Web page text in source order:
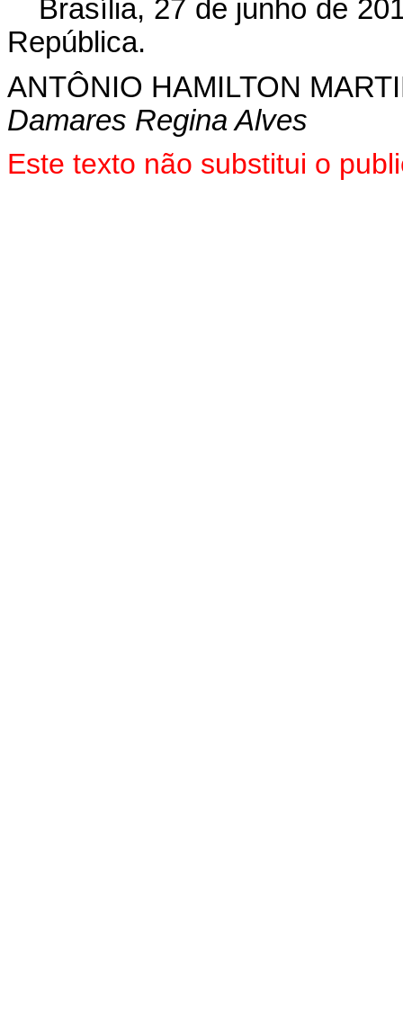
Brasília, 27 de junho de
República.
ANTÔNIO HAMILTON
Damares Regina Alves
Este texto não substitui o